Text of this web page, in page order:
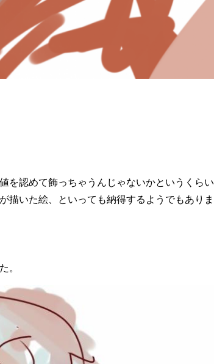
を認めて飾っちゃうんじゃないかというくらい
描いた絵、といっても納得するようでもありま
。